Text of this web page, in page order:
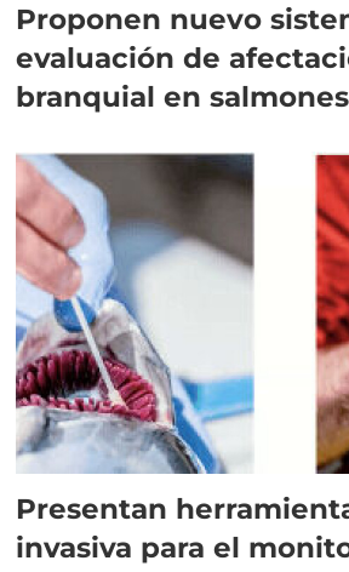
Proponen nuevo
evaluación de
branquial en salmones
Presentan
invasiva para el